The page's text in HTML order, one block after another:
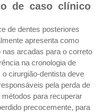
de caso clínico
de dentes posteriores
apresenta como
arcadas para o correto
na cronologia de
cirurgião-dentista deve
pela perda de
para recuperar
precocemente, para